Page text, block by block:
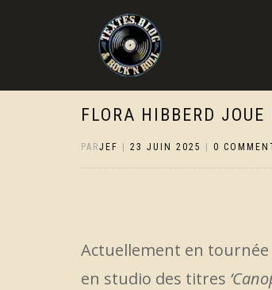
FLORA HIBBERD
PARJEF 23 JUIN 2025 0
Actuellement en
en studio des titres